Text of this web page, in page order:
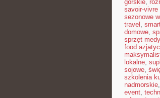
górskie,
savoir-
sezonowe
travel ,
domowe,
sprzęt
food
lokalne,
sojowe,
szkolenia
nadmorskie,
event,